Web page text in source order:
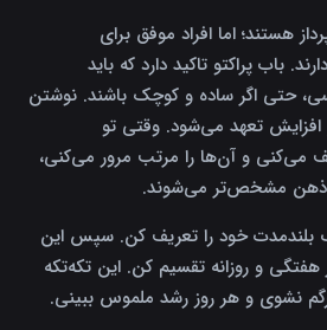
هستند؛ اما افراد موفق برای
باب پراکتو تاکید دارد که باید
حتی اگر ساده و کوچک باشند. نوشتن
تعهد می‌شود. وقتی تو
می‌کنی و آن‌ها را مرتب مرور می‌کنی،
ذهن مشخص‌تر می‌شوند.
بلندمدت خود را تعریف کن. سپس این
و روزانه تقسیم کن. این تکه‌تکه
نشوی و هر روز رشد ملموس ببینی.